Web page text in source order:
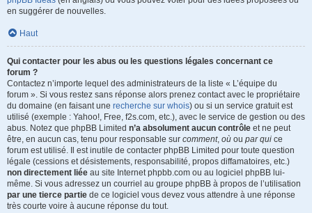
en suggérer de nouvelles.
Haut
Qui contacter pour les abus ou les questions légales concernant ce
forum ?
Contactez n’importe lequel des administrateurs de la liste « L’équipe du
forum ». Si vous restez sans réponse alors prenez contact avec le propriétaire
du domaine (en faisant une recherche sur whois) ou si un service gratuit est
utilisé (exemple : Yahoo!, Free, f2s.com, etc.), avec le service de gestion ou des
abus. Notez que phpBB Limited n’a absolument aucun contrôle et ne peut
être, en aucun cas, tenu pour responsable sur comment, où ou par qui ce
forum est utilisé. Il est inutile de contacter phpBB Limited pour toute question
légale (cessions et désistements, responsabilité, propos diffamatoires, etc.)
non directement liée au site Internet phpbb.com ou au logiciel phpBB lui-
même. Si vous adressez un courriel au groupe phpBB à propos de l’utilisation
par une tierce partie de ce logiciel vous devez vous attendre à une réponse
très courte voire à aucune réponse du tout.